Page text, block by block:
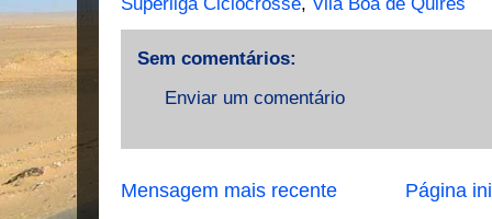
Sem comentários:
Enviar um comentário
Mensagem mais recente Página